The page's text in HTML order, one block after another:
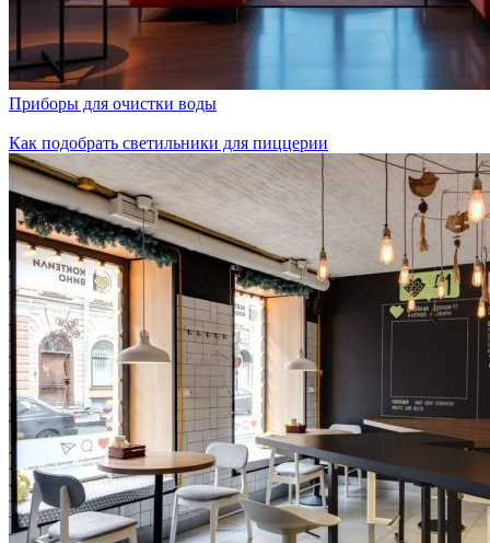
Приборы для очистки воды
Как подобрать светильники для пиццерии